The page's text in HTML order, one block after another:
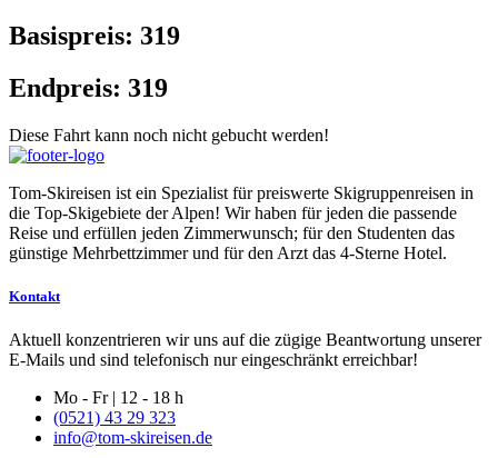
Basispreis: 319
Endpreis: 319
Diese Fahrt kann noch nicht gebucht werden!
Tom-Skireisen ist ein Spezialist für preiswerte Skigruppenreisen in
die Top-Skigebiete der Alpen! Wir haben für jeden die passende
Reise und erfüllen jeden Zimmerwunsch; für den Studenten das
günstige Mehrbettzimmer und für den Arzt das 4-Sterne Hotel.
Kontakt
Aktuell konzentrieren wir uns auf die zügige Beantwortung unserer
E-Mails und sind telefonisch nur eingeschränkt erreichbar!
Mo - Fr | 12 - 18 h
(0521) 43 29 323
info@tom-skireisen.de